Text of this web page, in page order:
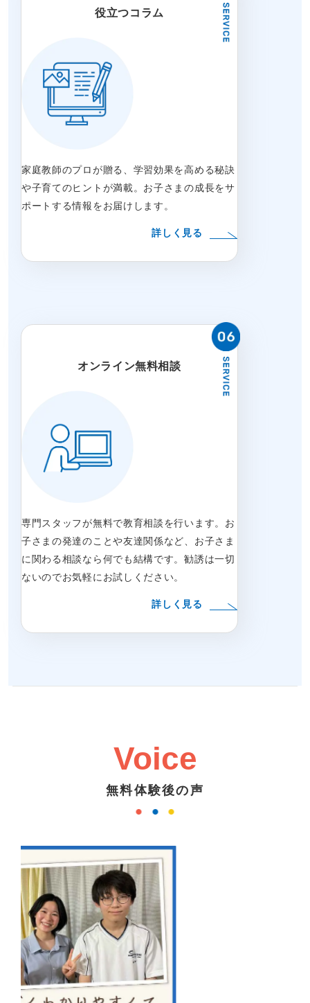
役立つコラム
家庭教師のプロが贈る、学習効果を高める秘訣
や子育てのヒントが満載。お子さまの成長をサ
ポートする情報をお届けします。
詳しく見る
オンライン無料相談
専門スタッフが無料で教育相談を行います。お
子さまの発達のことや友達関係など、お子さま
に関わる相談なら何でも結構です。勧誘は一切
ないのでお気軽にお試しください。
詳しく見る
Voice
無料体験後の声